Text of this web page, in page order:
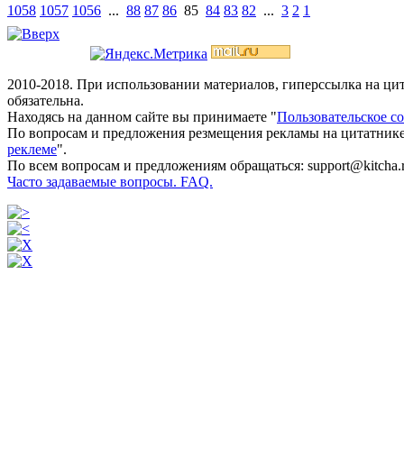
1058 1057 1056 ... 88 87 86 85 84 83 82 ... 3 2 1
2010-2018. При использовании материалов, гиперссылка на
обязательна.
Находясь на данном сайте вы принимаете "Пользовательское
По вопросам и предложения резмещения рекламы на
реклеме".
По всем вопросам и предложениям обращаться:
Часто задаваемые вопросы. FAQ.